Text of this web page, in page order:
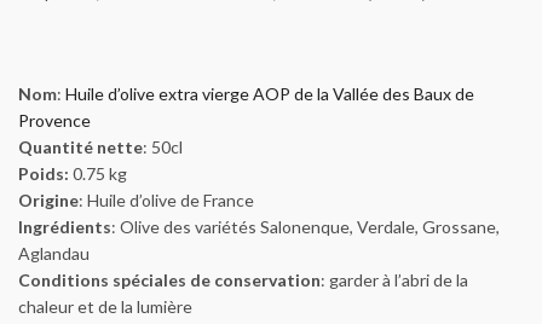
Nom: Huile d’olive extra vierge AOP de la Vallée des Baux de
Provence
Quantité nette: 50cl
Poids: 0.75 kg
Origine: Huile d’olive de France
Ingrédients: Olive des variétés Salonenque, Verdale, Grossane,
Aglandau
Conditions spéciales de conservation: garder à l’abri de la
chaleur et de la lumière